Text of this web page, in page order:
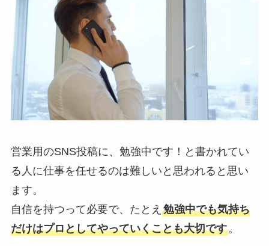
営業用のSNS投稿に、勉強中です！と書かれてい
る人に仕事を任せるのは難しいと思われると思い
ます。
自信を持つって必要で、たとえ 勉強中でも気持ち
だけはプロとしてやっていくことも大切です。